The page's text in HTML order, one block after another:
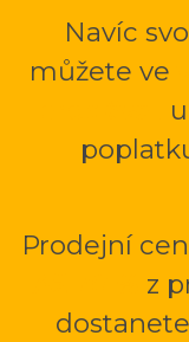
Navíc
můžete ve
Prodejní
z